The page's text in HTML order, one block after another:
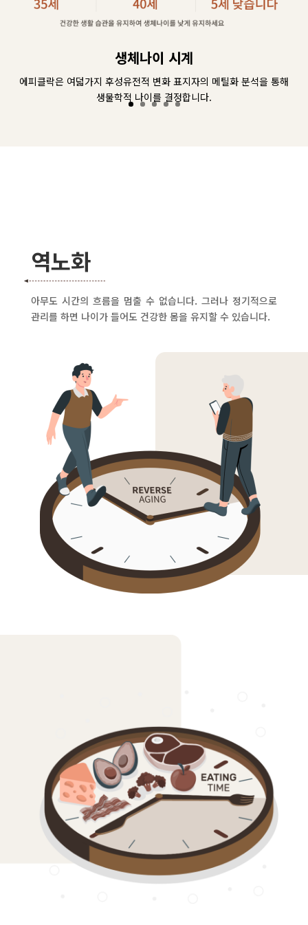
생체나이 시계
에피클락은 여덟가지 후성유전적 변화 표지자의 메틸화 분석을 통해
생물학적 나이를 결정합니다.
역노화
아무도 시간의 흐름을 멈출 수 없습니다. 그러나 정기적으로
관리를 하면 나이가 들어도 건강한 몸을 유지할 수 있습니다.